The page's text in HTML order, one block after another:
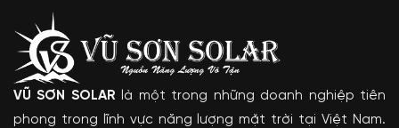
VŨ SƠN SOLAR là một trong những doanh nghiệp tiên
phong trong lĩnh vực năng lượng mặt trời tại Việt Nam.